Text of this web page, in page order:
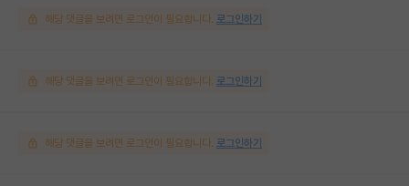
해당 댓글을 보려면 로그인이 필요합니다. 로그인하기
해당 댓글을 보려면 로그인이 필요합니다. 로그인하기
해당 댓글을 보려면 로그인이 필요합니다. 로그인하기